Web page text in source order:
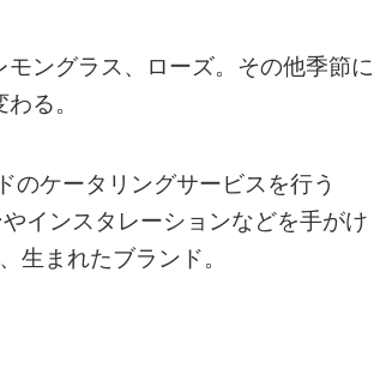
ングラス、ローズ。その他季節に
る。
ケータリングサービスを行う
インスタレーションなどを手がけ
生まれたブランド。